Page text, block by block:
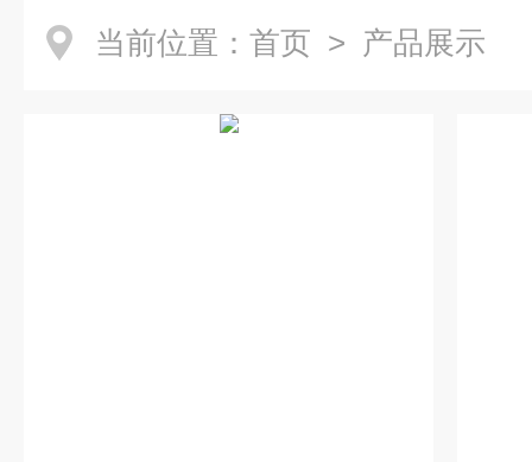
当前位置： 首页 > 产品展示